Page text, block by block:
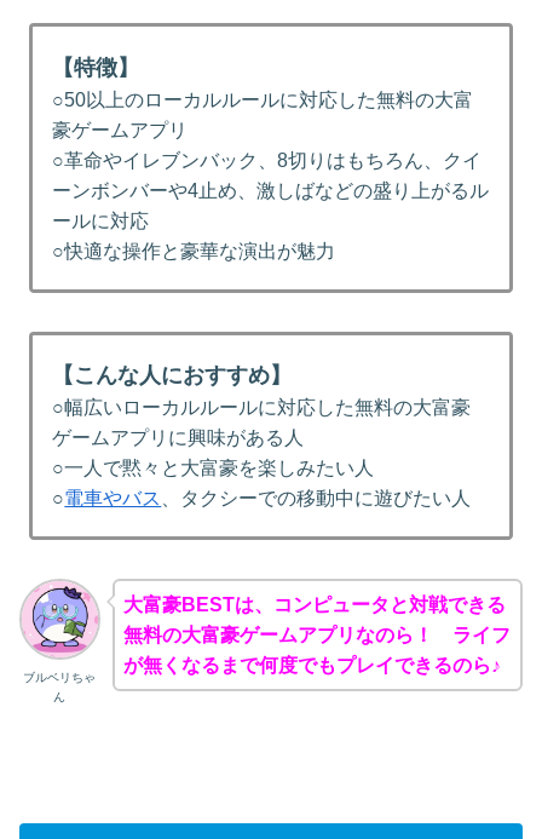
【特徴】
○50以上のローカルルールに対応した無料の大富
豪ゲームアプリ
○革命やイレブンバック、8切りはもちろん、クイ
ーンボンバーや4止め、激しばなどの盛り上がるル
ールに対応
○快適な操作と豪華な演出が魅力
【こんな人におすすめ】
○幅広いローカルルールに対応した無料の大富豪
ゲームアプリに興味がある人
○一人で黙々と大富豪を楽しみたい人
○電車やバス 、タクシーでの移動中に遊びたい人
ブルベリちゃ
ん
大富豪BESTは、コンピュータと対戦できる
無料の大富豪ゲームアプリなのら！ ライフ
が無くなるまで何度でもプレイできるのら♪